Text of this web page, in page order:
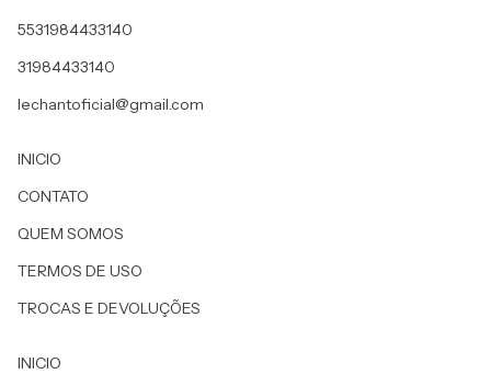
5531984433140
31984433140
lechantoficial@gmail.com
INICIO
CONTATO
QUEM SOMOS
TERMOS DE USO
TROCAS E DEVOLUÇÕES
INICIO